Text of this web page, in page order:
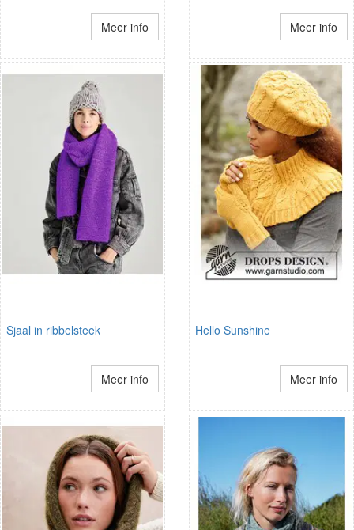
Meer info Meer info
Sjaal in ribbelsteek
Meer info
Hello Sunshine
Meer info